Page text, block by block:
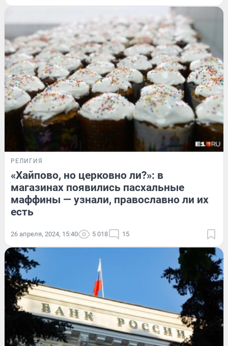
РЕЛИГИЯ
«Хайпово, но церковно ли?»: в
магазинах появились пасхальные
маффины — узнали, православно ли их
есть
26 апреля, 2024, 15:40 5 018 15